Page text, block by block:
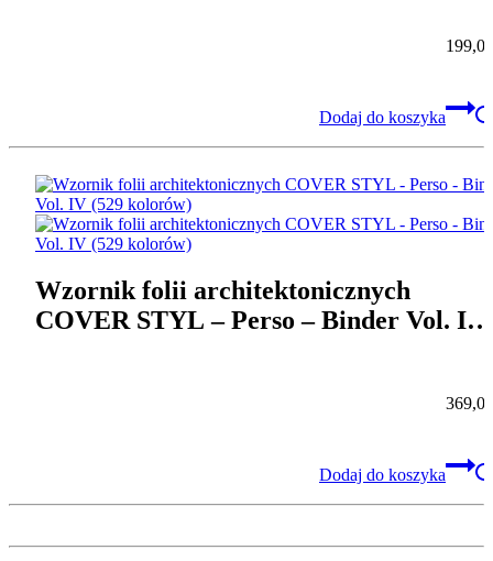
Dodaj do koszyka
Wzornik folii architektonicznych
COVER STYL – Perso – Binder Vol. IV
Dodaj do koszyka